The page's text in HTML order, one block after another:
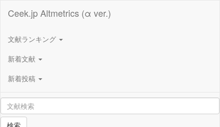
Ceek.jp Altmetrics (α ver.)
文献ランキング
新着文献
新着投稿
検索